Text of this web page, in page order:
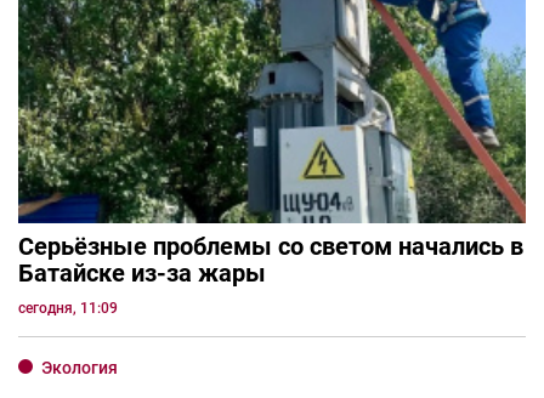
Серьёзные проблемы со светом начались в
Батайске из-за жары
сегодня, 11:09
Экология